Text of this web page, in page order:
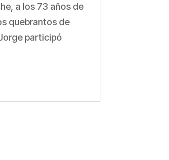
a los 73 años de
quebrantos de
participó